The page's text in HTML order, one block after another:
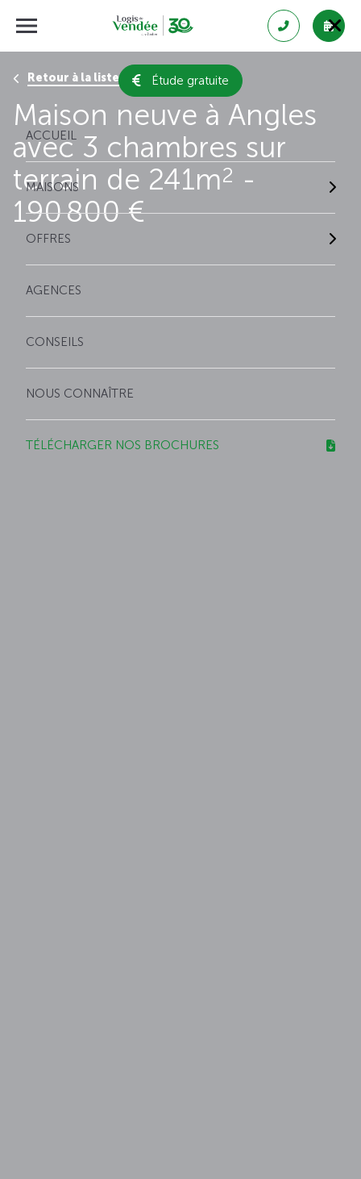
Étude gratuite
ACCUEIL
MAISONS
OFFRES
AGENCES
CONSEILS
NOUS CONNAÎTRE
TÉLÉCHARGER NOS BROCHURES
Retour à la liste des résultats
Maison neuve à Angles
avec 3 chambres sur
terrain de 241m2 -
190 800 €